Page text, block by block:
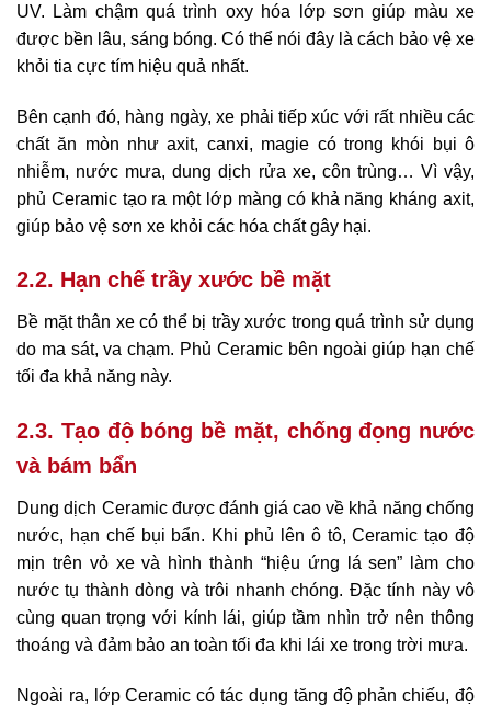
UV. Làm chậm quá trình oxy hóa lớp sơn giúp màu xe
được bền lâu, sáng bóng. Có thể nói đây là cách bảo vệ xe
khỏi tia cực tím hiệu quả nhất.
Bên cạnh đó, hàng ngày, xe phải tiếp xúc với rất nhiều các
chất ăn mòn như axit, canxi, magie có trong khói bụi ô
nhiễm, nước mưa, dung dịch rửa xe, côn trùng… Vì vậy,
phủ Ceramic tạo ra một lớp màng có khả năng kháng axit,
giúp bảo vệ sơn xe khỏi các hóa chất gây hại.
2.2. Hạn chế trầy xước bề mặt
Bề mặt thân xe có thể bị trầy xước trong quá trình sử dụng
do ma sát, va chạm. Phủ Ceramic bên ngoài giúp hạn chế
tối đa khả năng này.
2.3. Tạo độ bóng bề mặt, chống đọng nước
và bám bẩn
Dung dịch Ceramic được đánh giá cao về khả năng chống
nước, hạn chế bụi bẩn. Khi phủ lên ô tô, Ceramic tạo độ
mịn trên vỏ xe và hình thành “hiệu ứng lá sen” làm cho
nước tụ thành dòng và trôi nhanh chóng. Đặc tính này vô
cùng quan trọng với kính lái, giúp tầm nhìn trở nên thông
thoáng và đảm bảo an toàn tối đa khi lái xe trong trời mưa.
Ngoài ra, lớp Ceramic có tác dụng tăng độ phản chiếu, độ